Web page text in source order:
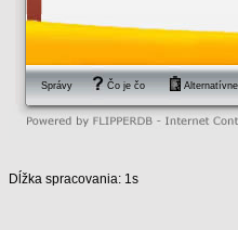
Správy Čo je čo
Dĺžka spracovania: 1s